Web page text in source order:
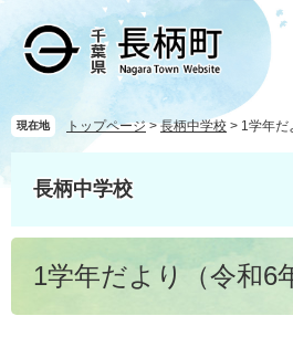
ー
す
ニ
し
文
現在地 トップページ >長柄中学校 > 1学年だ
長柄中学校
1学年だより（令和6